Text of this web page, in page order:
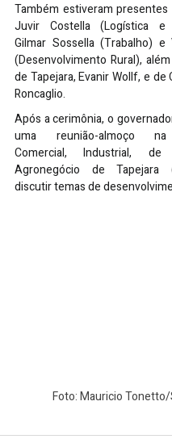
Também estiveram
Juvir Costella (Logística e
Gilmar Sossella (Trabalho) e
(Desenvolvimento Rural),
de Tapejara, Evanir Wollf, e de
Roncaglio.
Após a cerimônia, o
uma reunião-almoço na
Comercial, Industrial,
Agronegócio de Tapejara
discutir temas de
Foto: Mauricio